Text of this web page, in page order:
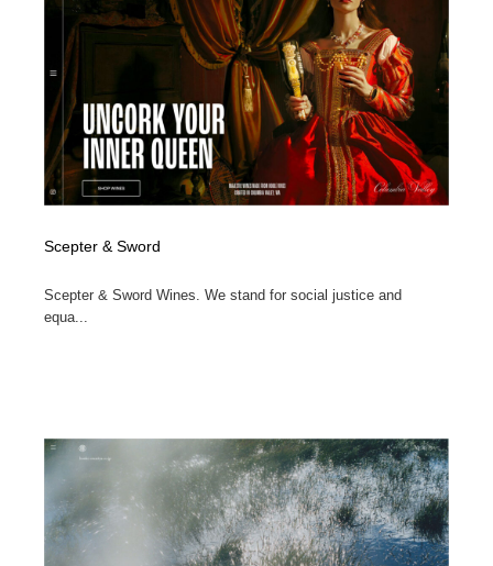
Scepter & Sword
Scepter & Sword Wines. We stand for social justice and
equa...